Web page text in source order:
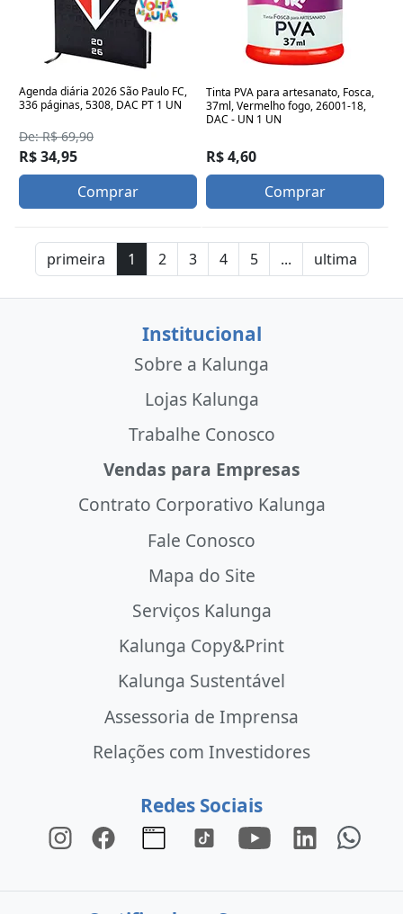
Agenda diária 2026 São Paulo FC,
336 páginas, 5308, DAC PT 1 UN
De: R$ 69,90
R$ 34,95
Comprar
Tinta PVA para artesanato, Fosca,
37ml, Vermelho fogo, 26001-18,
DAC - UN 1 UN
R$ 4,60
Comprar
primeira 1 2 3 4 5 ... ultima
Institucional
Sobre a Kalunga
Lojas Kalunga
Trabalhe Conosco
Vendas para Empresas
Contrato Corporativo Kalunga
Fale Conosco
Mapa do Site
Serviços Kalunga
Kalunga Copy&Print
Kalunga Sustentável
Assessoria de Imprensa
Relações com Investidores
Redes Sociais